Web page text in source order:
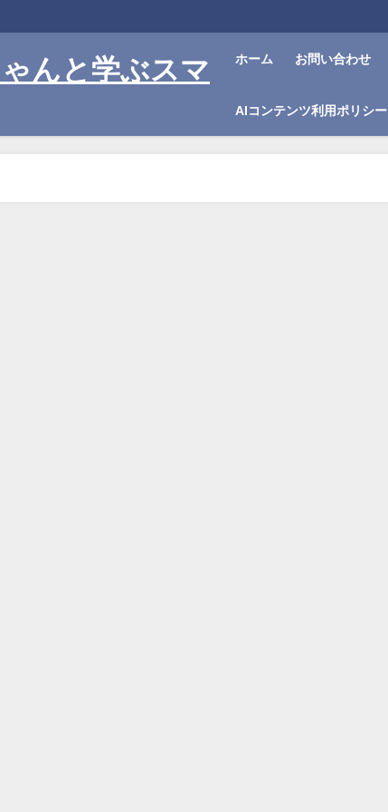
んと学ぶスマ
ホーム お問い合わせ
AIコンテンツ利用ポリシー